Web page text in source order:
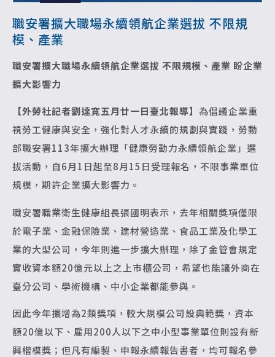
職安署擴大職場永續領航企業選拔 不限規
模、產業
職安署擴大職場永續領航企業選拔 不限規模、產業 盼企業
擴大影響力
【外勞社記者劉達寬五月廿一日臺北報導】 為倡議企業重
視勞工健康與安全，強化對人才永續的規劃與實踐，勞動
部職安署113年擴大辦理「健康勞動力永續領航企業」選
拔活動，自6月1日起至8月15日受理報名，不限事業單位
規模，期許企業擴大影響力。
職安署職業衛生健康組長張國明表示，去年相關獎項僅限
於電子業、金融保險業、建材營造業、食品工業及化學工
業的大型公司，今年則進一步擴大辦理，除了金管會規定
實收資本額20億元以上之上市櫃公司，希望也能讓外商在
臺分公司、學術機構、中小企業都能參與。
因此今年擴增為2類獎項，較大規模公司設典範獎，資本
額20億以下、雇用200人以下之中小型事業單位則設有新
興楷模獎；但凡有編製、申報永續報告書者，均可報名參